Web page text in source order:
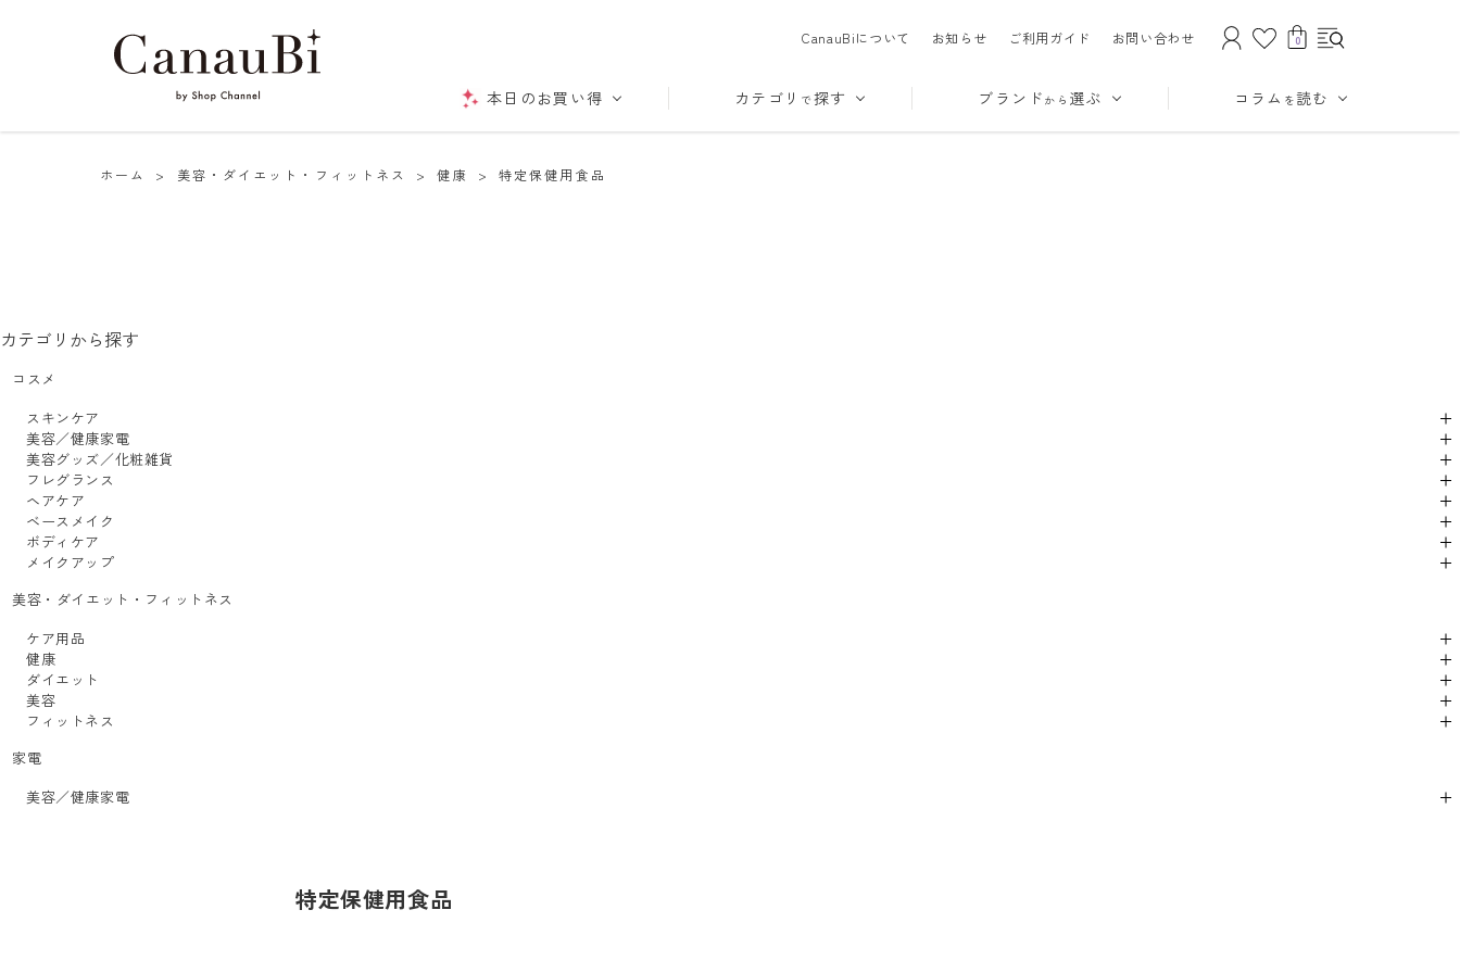
CanauBiについて お知らせ ご利用ガイド お問い合わせ 0
本日のお買い得 カテゴリ で探す ブランド から 選ぶ コラム を読む
ホーム > 美容・ダイエット・フィットネス > 健康 > 特定保健用食品
カテゴリから探す
コスメ
スキンケア
美容／健康家電
美容グッズ／化粧雑貨
フレグランス
ヘアケア
ベースメイク
ボディケア
メイクアップ
美容・ダイエット・フィットネス
ケア用品
健康
ダイエット
美容
フィットネス
家電
美容／健康家電
特定保健用食品